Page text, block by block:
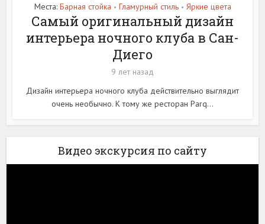
Места: Барная стойка • Гламурный стиль • Яркие цвета
Самый оригинальный дизайн
интерьера ночного клуба в Сан-
Диего
9 лет назад
Дизайн интерьера ночного клуба действительно выглядит
очень необычно. К тому же ресторан Parq...
Видео экскурсия по сайту